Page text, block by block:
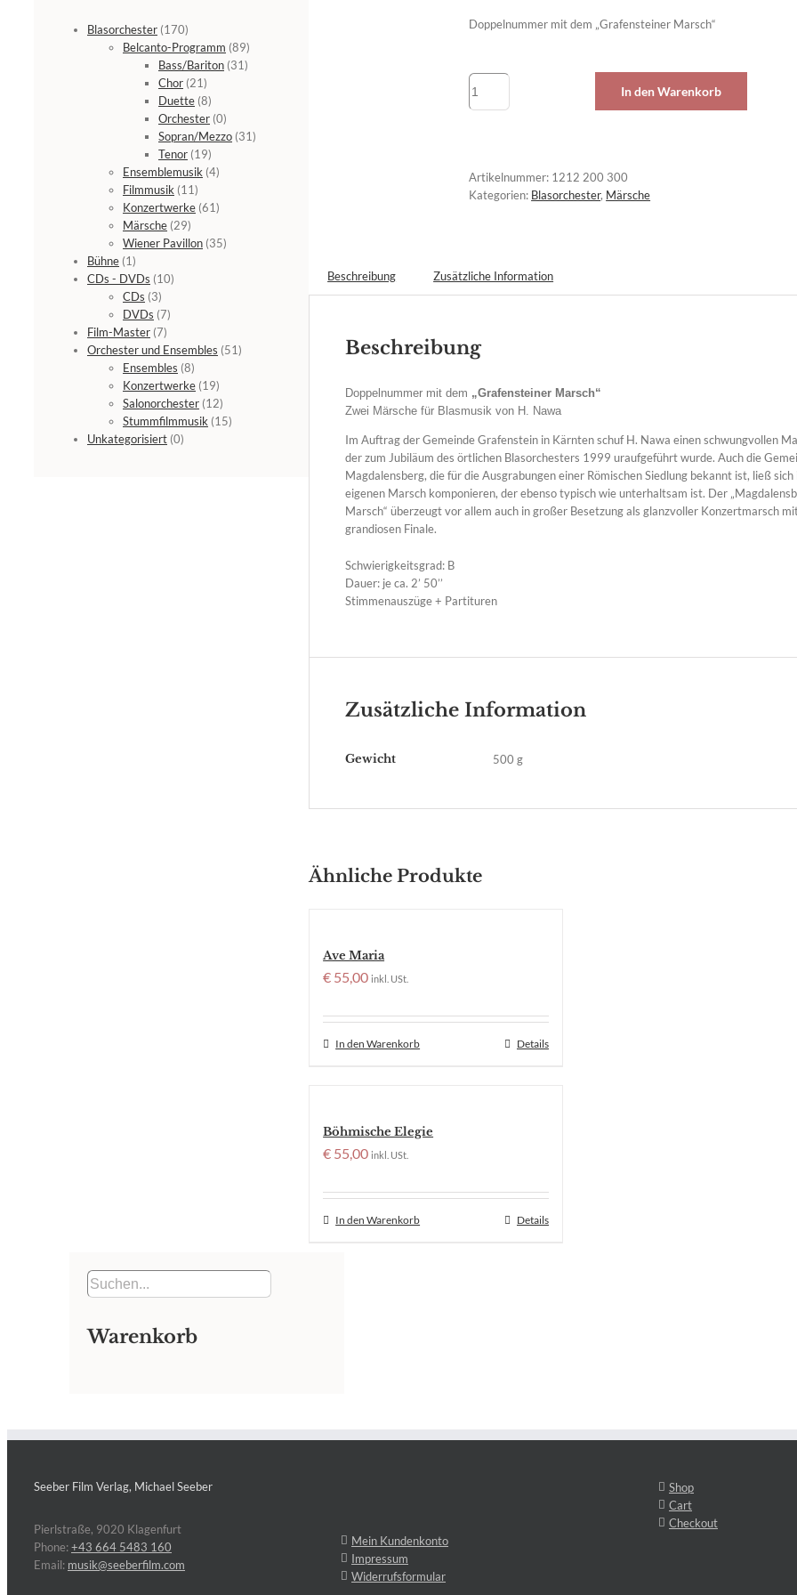
Doppelnummer mit dem „Grafensteiner Marsch“
Magdalensberger
Marsch
In den Warenkorb
Artikelnummer: 1212 200 300
Kategorien: Blasorchester, Märsche
Beschreibung Zusätzliche Information
Beschreibung
Doppelnummer mit dem „Grafensteiner Marsch“
Zwei Märsche für Blasmusik von H. Nawa
Im Auftrag der Gemeinde Grafenstein in Kärnten schuf H. Nawa einen schwungvollen
der zum Jubiläum des örtlichen Blasorchesters 1999 uraufgeführt wurde. Auch die
Magdalensberg, die für die Ausgrabungen einer Römischen Siedlung bekannt ist, ließ sich
eigenen Marsch komponieren, der ebenso typisch wie unterhaltsam ist. Der
Marsch“ überzeugt vor allem auch in großer Besetzung als glanzvoller Konzertmarsch mit
grandiosen Finale.
Schwierigkeitsgrad: B
Dauer: je ca. 2’ 50’’
Stimmenauszüge + Partituren
Zusätzliche Information
Gewicht 500 g
Ähnliche Produkte
Ave Maria
€ 55,00 inkl. USt.
In den Warenkorb Details
Böhmische Elegie
€ 55,00 inkl. USt.
In den Warenkorb Details
Blasorchester (170)
Belcanto-Programm (89)
Bass/Bariton (31)
Chor (21)
Duette (8)
Orchester (0)
Sopran/Mezzo (31)
Tenor (19)
Ensemblemusik (4)
Filmmusik (11)
Konzertwerke (61)
Märsche (29)
Wiener Pavillon (35)
Bühne (1)
CDs - DVDs (10)
CDs (3)
DVDs (7)
Film-Master (7)
Orchester und Ensembles (51)
Ensembles (8)
Konzertwerke (19)
Salonorchester (12)
Stummfilmmusik (15)
Unkategorisiert (0)
Warenkorb
Seeber Film Verlag, Michael Seeber
Pierlstraße, 9020 Klagenfurt
Phone:+43 664 5483 160
Email: musik@seeberfilm.com
Shop
Cart
Checkout
Mein Kundenkonto
Impressum
Widerrufsformular